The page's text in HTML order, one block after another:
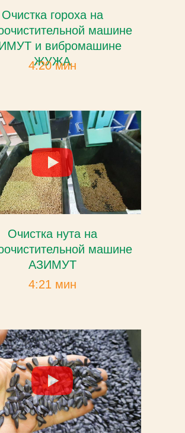
Очистка гороха на
машине
и вибромашине
ЖУЖА
Очистка нута на
машине
АЗИМУТ
4:20 мин
4:21 мин